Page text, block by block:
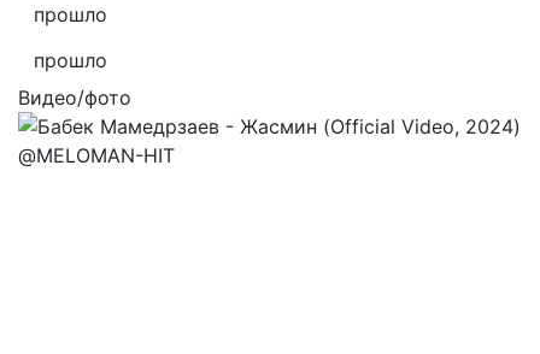
прошло
прошло
Видео/фото